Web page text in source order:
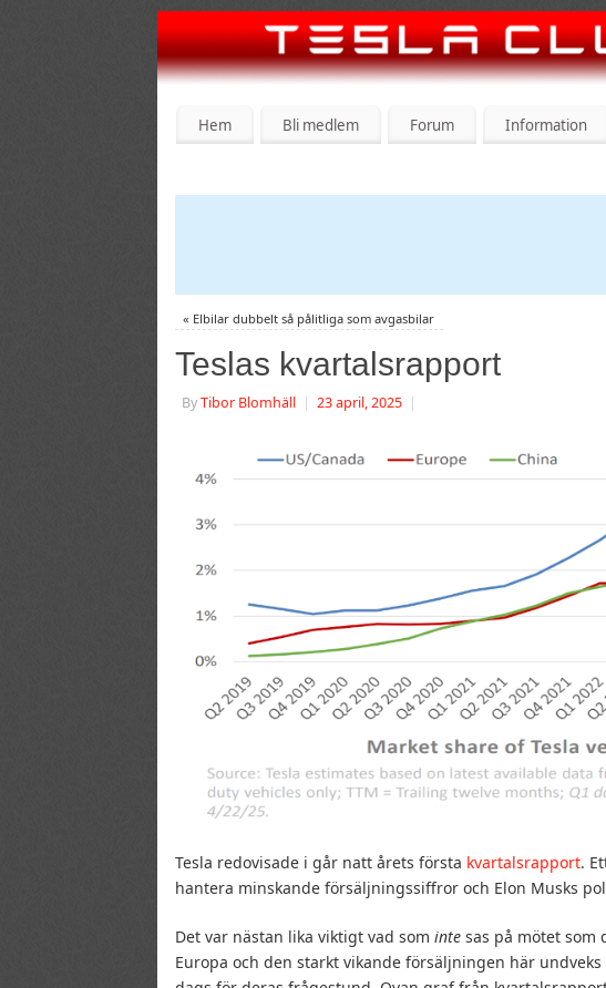
Hem Bli medlem Forum Information
« Elbilar dubbelt så pålitliga som avgasbilar
Teslas kvartalsrapport
ByTibor Blomhäll 23 april, 2025
Tesla redovisade i går natt årets första kvartalsrapport.
hantera minskande försäljningssiffror och Elon Musks
Det var nästan lika viktigt vad som inte sas på mötet som
Europa och den starkt vikande försäljningen här